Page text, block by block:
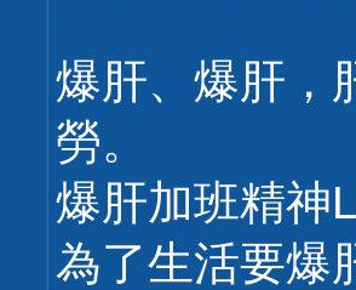
爆肝、爆肝，
勞。
爆肝加班精神
為了生活要爆